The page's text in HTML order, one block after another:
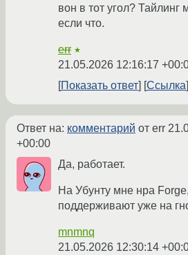
вон в тот угол? Тайлинг
если что.
err ★
21.05.2026 12:16:17
Показать ответ
Ссылка
Ответ на: комментарий от err
+00:00
Да, работает.
На Убунту мне нра
поддерживают уже на
mnmnq
21.05.2026 12:30:14